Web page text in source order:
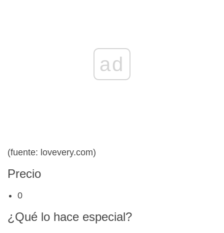
ad
(fuente: lovevery.com)
Precio
0
¿Qué lo hace especial?